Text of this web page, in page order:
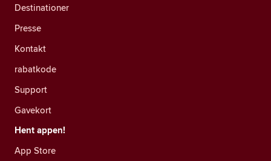
Destinationer
Presse
Kontakt
rabatkode
Support
Gavekort
Hent appen!
App Store